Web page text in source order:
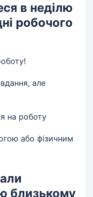
в неділю
робочого
але
на роботу
або фізичним
близькому